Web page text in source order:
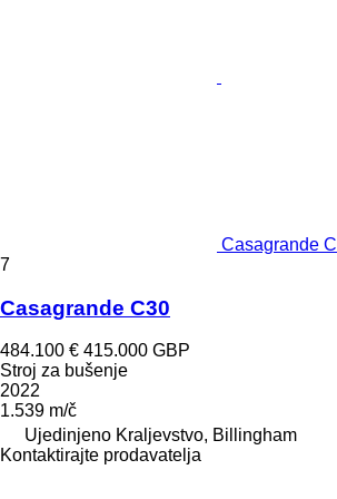
Casagrande
7
Casagrande C30
484.100 € 415.000 GBP
Stroj za bušenje
2022
1.539 m/č
Ujedinjeno Kraljevstvo, Billingham
Kontaktirajte prodavatelja